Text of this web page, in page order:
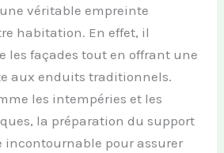
véritable empreinte
habitation. En effet, il
les façades tout en offrant une
aux enduits traditionnels.
les intempéries et les
la préparation du support
incontournable pour assurer